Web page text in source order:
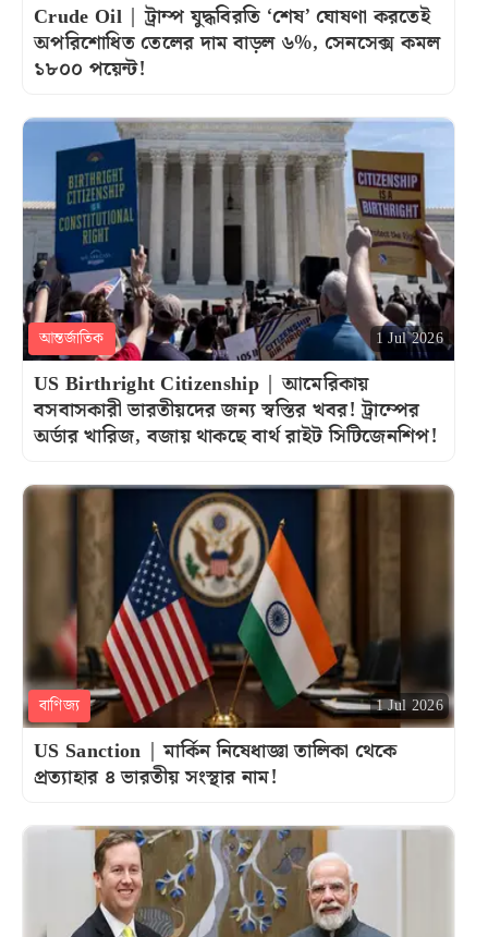
Crude Oil | ট্রাম্প যুদ্ধবিরতি ‘শেষ’ ঘোষণা করতেই
অপরিশোধিত তেলের দাম বাড়ল ৬%, সেনসেক্স কমল
১৮০০ পয়েন্ট!
আন্তর্জাতিক 1 Jul 2026
US Birthright Citizenship | আমেরিকায়
বসবাসকারী ভারতীয়দের জন্য স্বস্তির খবর! ট্রাম্পের
অর্ডার খারিজ, বজায় থাকছে বার্থ রাইট সিটিজেনশিপ!
বাণিজ্য 1 Jul 2026
US Sanction | মার্কিন নিষেধাজ্ঞা তালিকা থেকে
প্রত্যাহার ৪ ভারতীয় সংস্থার নাম!